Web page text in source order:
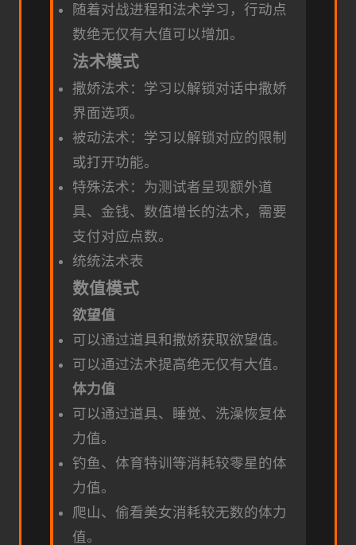
随着对战进程和法术学习，行动点
数绝无仅有大值可以增加。
法术模式
撒娇法术：学习以解锁对话中撒娇
界面选项。
被动法术：学习以解锁对应的限制
或打开功能。
特殊法术：为测试者呈现额外道
具、金钱、数值增长的法术，需要
支付对应点数。
统统法术表
数值模式
欲望值
可以通过道具和撒娇获取欲望值。
可以通过法术提高绝无仅有大值。
体力值
可以通过道具、睡觉、洗澡恢复体
力值。
钓鱼、体育特训等消耗较零星的体
力值。
爬山、偷看美女消耗较无数的体力
值。